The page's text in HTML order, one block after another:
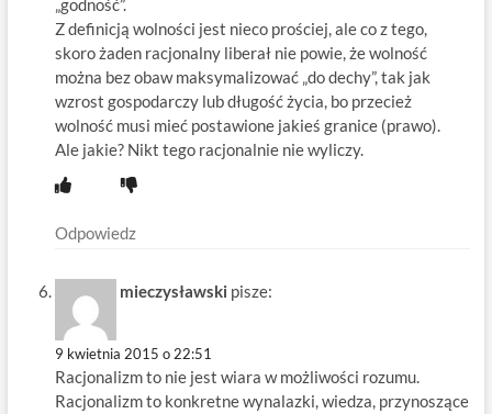
„godność”.
Z definicją wolności jest nieco prościej, ale co z tego,
skoro żaden racjonalny liberał nie powie, że wolność
można bez obaw maksymalizować „do dechy”, tak jak
wzrost gospodarczy lub długość życia, bo przecież
wolność musi mieć postawione jakieś granice (prawo).
Ale jakie? Nikt tego racjonalnie nie wyliczy.
Odpowiedz
mieczysławski pisze:
9 kwietnia 2015 o 22:51
Racjonalizm to nie jest wiara w możliwości rozumu.
Racjonalizm to konkretne wynalazki, wiedza, przynoszące